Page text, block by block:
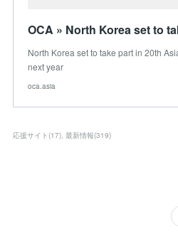
North Korea set to take part in 20th
next year
oca.asia
応援サイト (17) 最新情報(319)